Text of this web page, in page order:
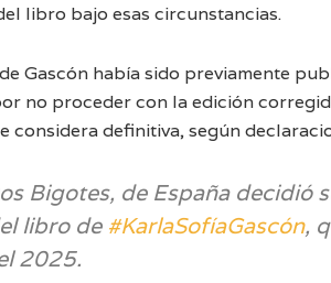
libro bajo esas circunstancias.
Gascón había sido previamente
no proceder con la edición
considera definitiva, según
Bigotes, de España decidió
libro de #KarlaSofíaGascón,
2025.